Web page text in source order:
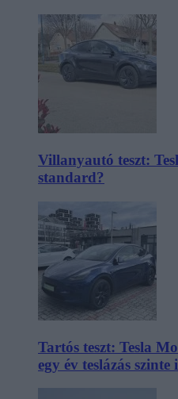
Villanyautó teszt:
standard?
Tartós teszt: Tesla
egy év teslázás szinte